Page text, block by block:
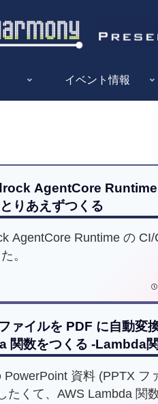
イベント情報
AgentCore
りあえずつくる
AgentCore Runtime の CI/
。
ァイルを PDF に自動変
関数をつくる -Lambda
PowerPoint 資料 (PPTX フ
たくて、AWS Lambda 関